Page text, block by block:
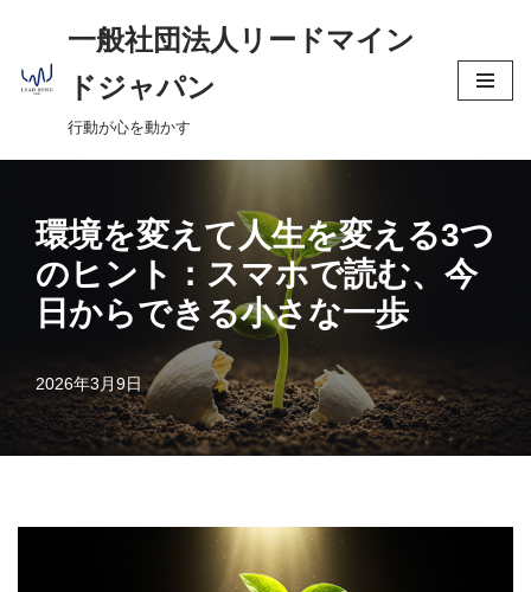
コ
ン
ン
へ
一般社団法人リードマイン
ドジャパン
行動が心を動かす
環境を変えて人生を変える3つ
のヒント：スマホで読む、今
日からできる小さな一歩
2026年3月9日